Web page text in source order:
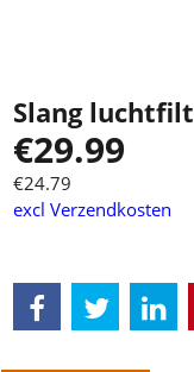
Slang
€29.99
€24.79
excl Verzendkosten